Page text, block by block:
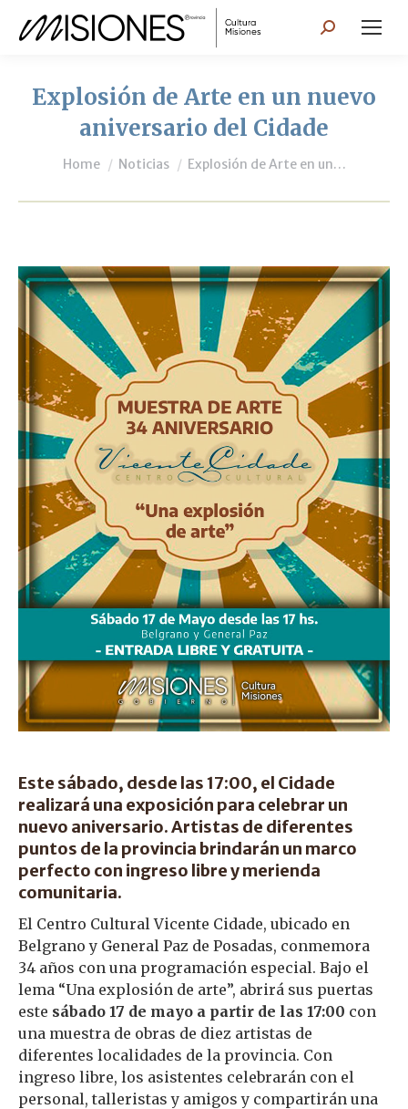
Search:
Explosión de Arte en un nuevo
aniversario del Cidade
You are here:
Home Noticias Explosión de Arte en un…
Este sábado, desde las 17:00, el Cidade
realizará una exposición para celebrar un
nuevo aniversario. Artistas de diferentes
puntos de la provincia brindarán un marco
perfecto con ingreso libre y merienda
comunitaria.
El Centro Cultural Vicente Cidade, ubicado en
Belgrano y General Paz de Posadas, conmemora
34 años con una programación especial. Bajo el
lema “Una explosión de arte”, abrirá sus puertas
este sábado 17 de mayo a partir de las 17:00 con
una muestra de obras de diez artistas de
diferentes localidades de la provincia. Con
ingreso libre, los asistentes celebrarán con el
personal, talleristas y amigos y compartirán una